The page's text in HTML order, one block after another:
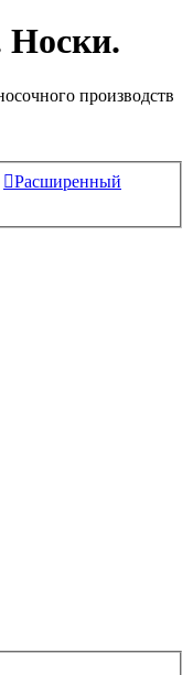
Носки.
производств
Расширенный